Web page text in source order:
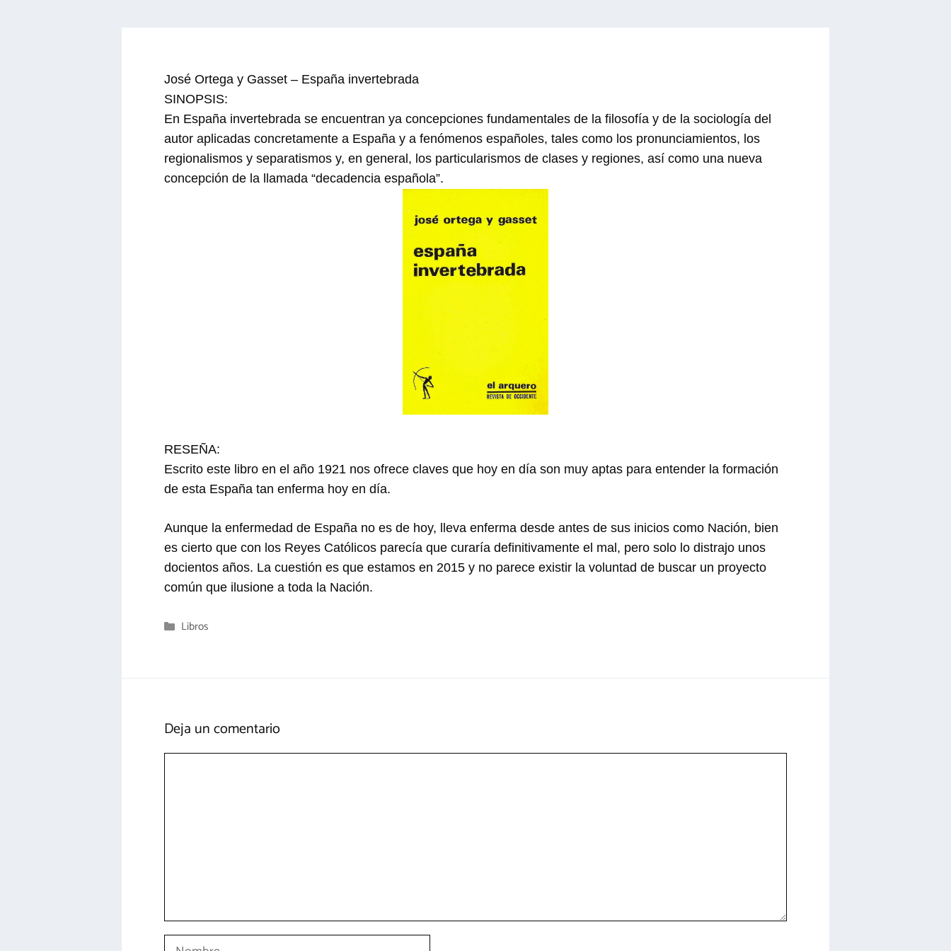
José Ortega y Gasset – España invertebrada
SINOPSIS:
En España invertebrada se encuentran ya concepciones fundamentales de la filosofía y de la sociología del
autor aplicadas concretamente a España y a fenómenos españoles, tales como los pronunciamientos, los
regionalismos y separatismos y, en general, los particularismos de clases y regiones, así como una nueva
concepción de la llamada “decadencia española”.
RESEÑA:
Escrito este libro en el año 1921 nos ofrece claves que hoy en día son muy aptas para entender la formación
de esta España tan enferma hoy en día.
Aunque la enfermedad de España no es de hoy, lleva enferma desde antes de sus inicios como Nación, bien
es cierto que con los Reyes Católicos parecía que curaría definitivamente el mal, pero solo lo distrajo unos
docientos años. La cuestión es que estamos en 2015 y no parece existir la voluntad de buscar un proyecto
común que ilusione a toda la Nación.
Categorías
Libros
Deja un comentario
Nombre